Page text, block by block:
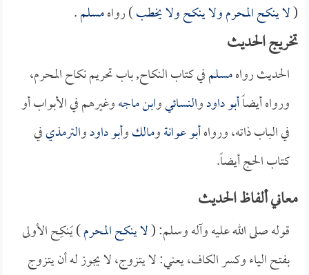
(لا ينكح المحرم ولا ينكح ولا يخطب) رواهمسلم.
تخريج الحديث
الحديث رواهمسلمفي كتاب النكاح, باب تحريم نكاح المحرم،
ورواه أيضاًأبو داودوالنسائيوابن ماجهوغيرهم في الأبواب أو
في الباب ذاته، ورواهأبو عوانةومالكوأبو داودوالترمذيفي
كتاب الحج أيضاً.
معاني ألفاظ الحديث
قوله صلى الله عليه وآله وسلم: (لا ينكح المحرم) يَنكِح الأولى
بفتح الياء وكسر الكاف، يعني: لا يتزوج، لا يجوز له أن يتزوج